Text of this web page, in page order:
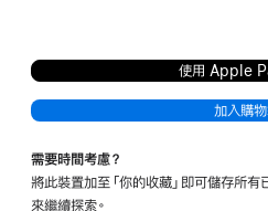
使用 Apple
加入購
需要時間考慮？
將此裝置加至「你的收藏」即可儲存所有
來繼續探索。